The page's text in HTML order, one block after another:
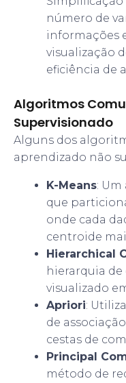
número de
informações
visualização
eficiência de
Algoritmos
Supervisionado
Alguns dos
aprendizado não
K-Means:
que
onde cada
centroide
Hierarchical
hierarquia de
visualizado
Apriori:
de
cestas de
Principal
método de